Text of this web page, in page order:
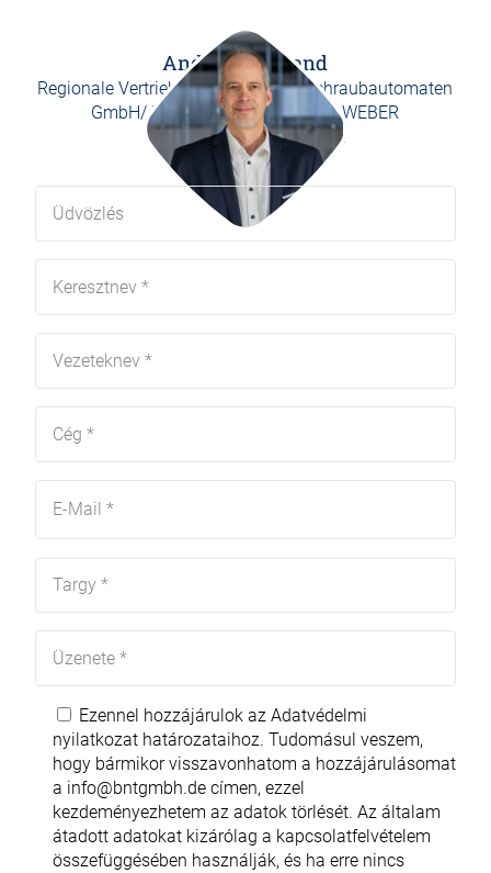
Andreas Wieland
Regionale Vertriebsleitung WEBER Schraubautomaten
GmbH/ Regional sales manager WEBER
Schraubautomaten GmbH
Ezennel hozzájárulok az Adatvédelmi
nyilatkozathatározataihoz. Tudomásul veszem,
hogy bármikor visszavonhatom a hozzájárulásomat
a info@bntgmbh.decímen, ezzel
kezdeményezhetem az adatok törlését. Az általam
átadott adatokat kizárólag a kapcsolatfelvételem
összefüggésében használják, és ha erre nincs